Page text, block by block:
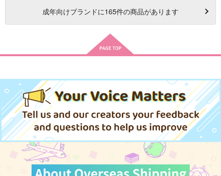
成年向けブランドに165件の商品があります